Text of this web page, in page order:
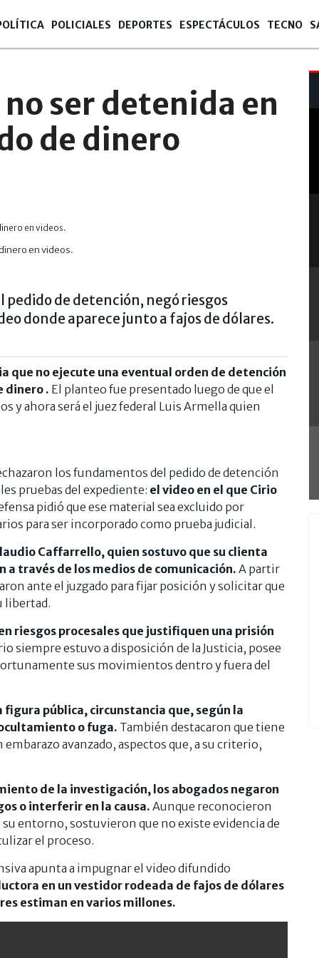
POLICIALES DEPORTES ESPECTÁCULOS TECNO
ser detenida en
de dinero
en videos.
pedido de detención, negó riesgos
donde aparece junto a fajos de dólares.
que no ejecute una eventual orden de detención
dinero . El planteo fue presentado luego de que el
y ahora será el juez federal Luis Armella quien
los fundamentos del pedido de detención
pruebas del expediente: el video en el que Cirio
pidió que ese material sea excluido por
para ser incorporado como prueba judicial.
Caffarrello, quien sostuvo que su clienta
través de los medios de comunicación. A partir
ante el juzgado para fijar posición y solicitar que
libertad.
riesgos procesales que justifiquen una prisión
siempre estuvo a disposición de la Justicia, posee
sus movimientos dentro y fuera del
figura pública, circunstancia que, según la
o fuga. También destacaron que tiene
avanzado, aspectos que, a su criterio,
de la investigación, los abogados negaron
o interferir en la causa. Aunque reconocieron
entorno, sostuvieron que no existe evidencia de
el proceso.
apunta a impugnar el video difundido
en un vestidor rodeada de fajos de dólares
estiman en varios millones.